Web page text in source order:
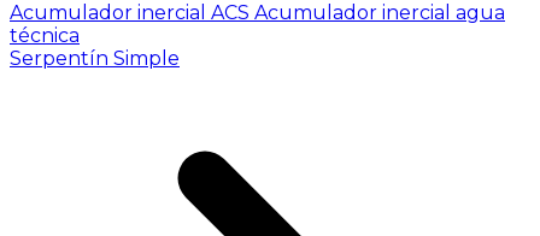
Acumulador inercial ACS Acumulador inercial agua
técnica
Serpentín Simple